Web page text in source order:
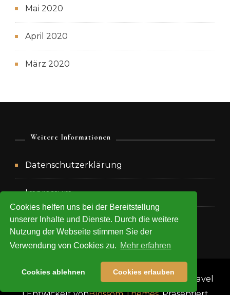
Cookies helfen uns bei der Bereitstellung
unserer Inhalte und Dienste. Durch die weitere
Nutzung der Webseite stimmen Sie der
Verwendung von Cookies zu. Mehr erfahren
Cookies ablehnen Cookies erlauben
Mai 2020
April 2020
März 2020
Weitere Informationen
Datenschutzerklärung
Impressum
Urheberrecht
Copyright 2020 Anke Goodwin -
Blossom Travel